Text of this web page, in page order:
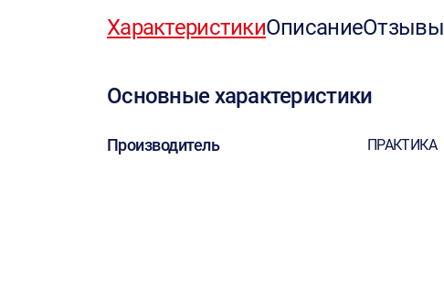
ХарактеристикиОписаниеОтзывы
Основные характеристики
Производитель ПРАКТИКА